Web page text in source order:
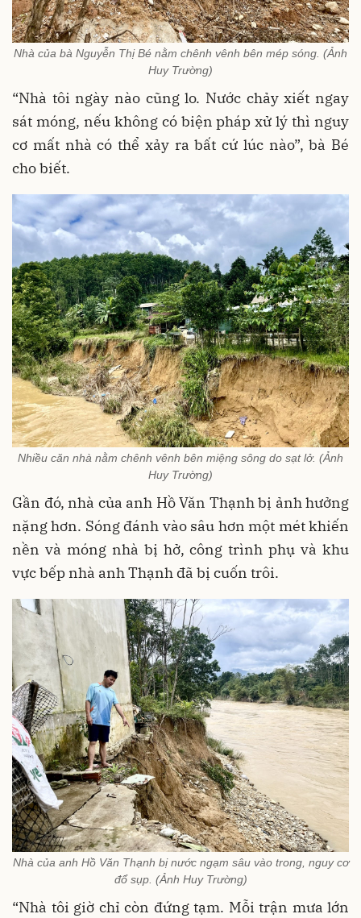
Nhà của bà Nguyễn Thị Bé nằm chênh vênh bên mép sóng. (Ảnh
Huy Trường)
“Nhà tôi ngày nào cũng lo. Nước chảy xiết ngay
sát móng, nếu không có biện pháp xử lý thì nguy
cơ mất nhà có thể xảy ra bất cứ lúc nào”, bà Bé
cho biết.
Nhiều căn nhà nằm chênh vênh bên miệng sông do sạt lở. (Ảnh
Huy Trường)
Gần đó, nhà của anh Hồ Văn Thạnh bị ảnh hưởng
nặng hơn. Sóng đánh vào sâu hơn một mét khiến
nền và móng nhà bị hở, công trình phụ và khu
vực bếp nhà anh Thạnh đã bị cuốn trôi.
Nhà của anh Hồ Văn Thạnh bị nước ngạm sâu vào trong, nguy cơ
đổ sụp. (Ảnh Huy Trường)
“Nhà tôi giờ chỉ còn đứng tạm. Mỗi trận mưa lớn